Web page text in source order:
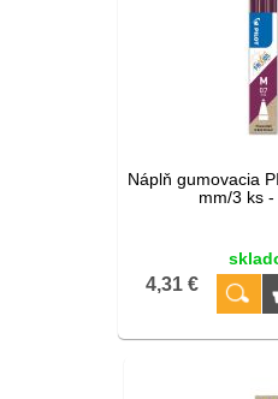
Náplň gumovacia
mm/3 ks
4,31 €